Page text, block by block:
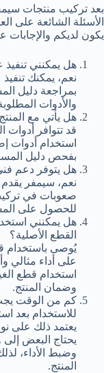
بعد تركيب منتجات
الأسئلة الشائعة على
يكون لديكم والإجابات
هل يمكنني
نعم، يمكنك
بمراجعة دليل
والأدوات
هل يأتي مع
قد تتوافر أدوات
استخدام أدوات
بفحص دليل
هل يتوفر دعم
نعم، سيمفر يقدم
صعوبات في
للحصول على
هل يمكنني
القطع الأصلية؟
يُوصى باستخدام
على أداء مثالي
استخدام قطع
وضمان المنتج.
كم من الوقت يجب
للاستخدام بعد
يعتمد ذلك على
يحتاج البعض
وضبط الأداء،
المنتج.